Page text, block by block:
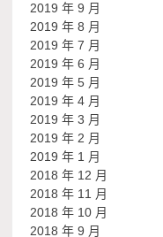
2019 年 9 月
2019 年 8 月
2019 年 7 月
2019 年 6 月
2019 年 5 月
2019 年 4 月
2019 年 3 月
2019 年 2 月
2019 年 1 月
2018 年 12 月
2018 年 11 月
2018 年 10 月
2018 年 9 月